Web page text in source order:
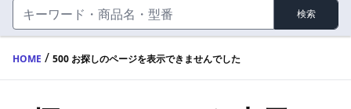
ハンドル・取手・つまみ・周辺機器
FA・A
蝶番・ステー・周辺機器
製品カタログ 検索
HOME / 500 お探しのページを表示できませんでした